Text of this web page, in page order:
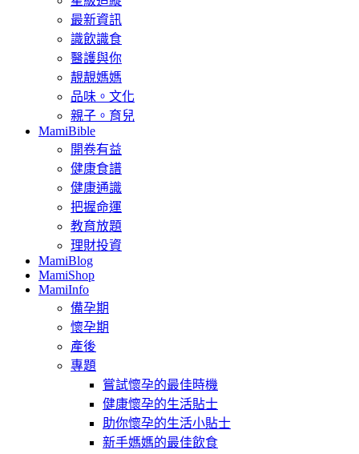
最新資訊
識飲識食
醫護與你
靚靚媽媽
品味。文化
親子。育兒
MamiBible
開卷有益
健康食譜
健康通識
把握命運
教育放題
理財投資
MamiBlog
MamiShop
MamiInfo
備孕期
懷孕期
產後
專題
嘗試懷孕的最佳時機
健康懷孕的生活貼士
助你懷孕的生活小貼士
新手媽媽的最佳飲食